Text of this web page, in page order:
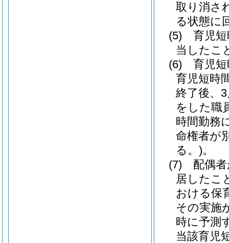
取り消さ
る状態に
(5)
育児
当したこ
(6)
育児
育児短時
終了後、
をした職
時間勤務
命権者が
る。)。
(7)
配偶
居したこ
おける保
その実施
時に予測
当該育児